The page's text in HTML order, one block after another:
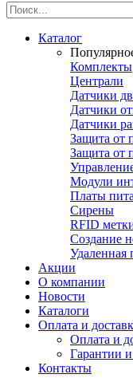
Каталог
Комплекты
Централи
Датчики
Датчики
Датчики
Защита от
Защита от
Модули
Платы
Сирены
RFID
Создание
Удаленная
Акции
О компании
Новости
Каталоги
Оплата и
Оплата и
Гарантии
Контакты